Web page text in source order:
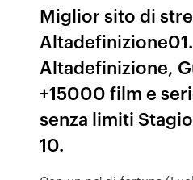
Miglior sito di
Altadefinizione,
+15000 film e
senza limiti
10.